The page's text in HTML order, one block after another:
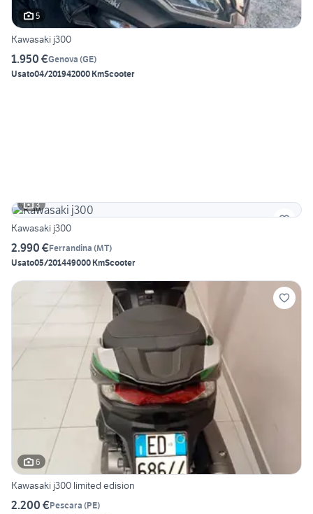
5
Kawasaki j300
1.950 €Genova (GE)
Usato04/201942000 KmScooter
3
Kawasaki j300
2.990 €Ferrandina (MT)
Usato05/201449000 KmScooter
6
Kawasaki j300 limited edision
2.200 €Pescara (PE)